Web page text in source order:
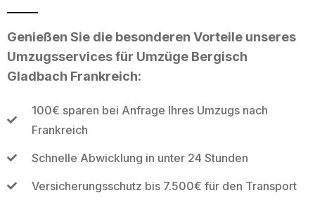
Genießen Sie die besonderen Vorteile unseres
Umzugsservices für Umzüge Bergisch
Gladbach Frankreich:
100€ sparen bei Anfrage Ihres Umzugs nach
Frankreich
Schnelle Abwicklung in unter 24 Stunden
Versicherungsschutz bis 7.500€ für den Transport